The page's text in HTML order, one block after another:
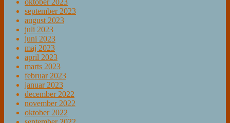
oktober 2023
september 2023
august 2023
juli 2023
juni 2023
maj 2023
april 2023
marts 2023
februar 2023
januar 2023
december 2022
november 2022
oktober 2022